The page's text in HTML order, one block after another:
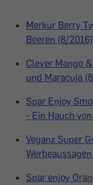
Merkur Berry
Beeren (8/2016)
Clever Mango
und Maracuja
Spar Enjoy
- Ein Hauch
Veganz Super
Spar enjoy